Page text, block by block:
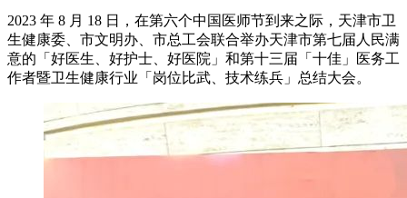
2023 年 8 月 18 日，在第六个中国医师节到来之际，天津市卫
生健康委、市文明办、市总工会联合举办天津市第七届人民满
意的「好医生、好护士、好医院」和第十三届「十佳」医务工
作者暨卫生健康行业「岗位比武、技术练兵」总结大会。